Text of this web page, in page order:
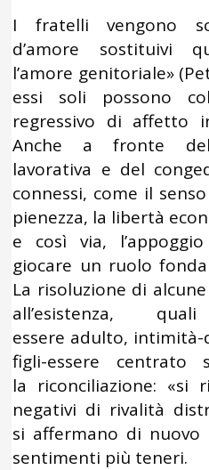
I fratelli vengono
d’amore sostituivi
l’amore genitoriale»
essi soli possono
regressivo di affetto
Anche a fronte
lavorativa e del
connessi, come il
pienezza, la libertà
e così via,
giocare un ruolo
La risoluzione di
all’esistenza,
essere adulto, intimità-
figli-essere centrato
la riconciliazione: «si
negativi di rivalità
si affermano di
sentimenti più teneri.